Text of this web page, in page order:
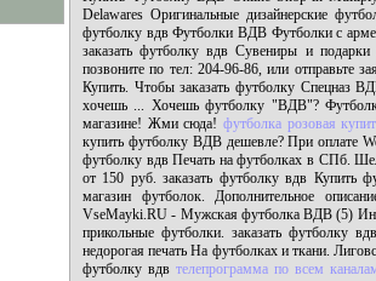
Delawares Оригинальные дизайнерские
футболку вдв Футболки ВДВ Футболки с
заказать футболку вдв Сувениры и
позвоните по тел: 204-96-86, или отправьте
Купить. Чтобы заказать футболку Спецназ
хочешь ... Хочешь футболку "ВДВ"?
магазине! Жми сюда!футболка розовая
купить футболку ВДВ дешевле? При оплате
футболку вдв Печать на футболках в СПб.
от 150 руб. заказать футболку вдв Купить
магазин футболок. Дополнительное
VseMayki.RU - Мужская футболка ВДВ (5)
прикольные футболки. заказать футболку вдв
недорогая печать На футболках и ткани.
футболку вдв телепрограмма по всем